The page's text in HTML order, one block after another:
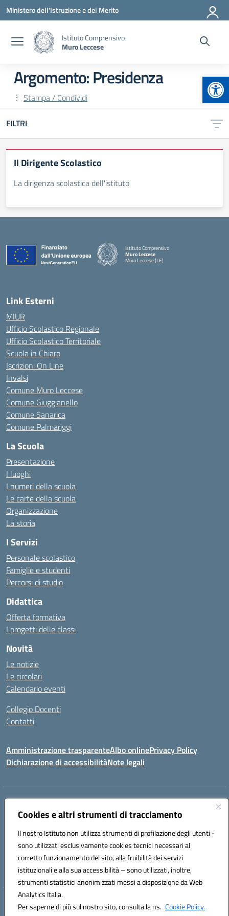
Cookies e altri strumenti di tracciamento
Il nostro Istituto non utilizza strumenti di profilazione degli utenti -
sono utilizzati esclusivamente cookies tecnici necessari al
corretto funzionamento del sito, alla fruibilità dei servizi
istituzionali e alla sua accessibilità – sono utilizzati, inoltre,
strumenti statistici anonimizzati messi a disposizione da Web
Analytics Italia.
Per saperne di più sul nostro sito, consulta la ns. Cookie Policy.
Vai ai contenuti
Vai al menu di navigazione
Vai al footer
Ministero dell'Istruzione e del Merito
Istituto Comprensivo
Muro Leccese
Argomento: Presidenza
Stampa / Condividi
FILTRI
Il Dirigente Scolastico
La dirigenza scolastica dell'istituto
Istituto Comprensivo
Muro Leccese
Muro Leccese (LE)
Link Esterni
MIUR
Ufficio Scolastico Regionale
Ufficio Scolastico Territoriale
Scuola in Chiaro
Iscrizioni On Line
Invalsi
Comune Muro Leccese
Comune Giuggianello
Comune Sanarica
Comune Palmariggi
La Scuola
Presentazione
I luoghi
I numeri della scuola
Le carte della scuola
Organizzazione
La storia
I Servizi
Personale scolastico
Famiglie e studenti
Percorsi di studio
Didattica
Offerta formativa
I progetti delle classi
Novità
Le notizie
Le circolari
Calendario eventi
Collegio Docenti
Contatti
Amministrazione trasparenteAlbo onlinePrivacy Policy
Dichiarazione di accessibilitàNote legali
Indirizzo:
Centralino:+39 0836.341064 Email:leic81300l@istruzione.it
Codice fiscale: 92012610751
Codice meccanografico:
LEIC81300L
Codice unico di fatturazione (CUF): UF1W44
Hosting & Powered by 3D Solution S.r.l.